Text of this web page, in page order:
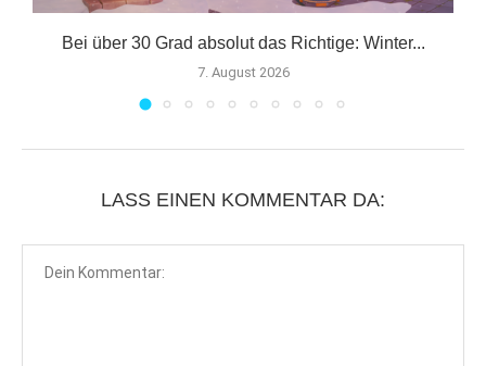
Bei über 30 Grad absolut das Richtige: Winter...
7. August 2026
LASS EINEN KOMMENTAR DA: